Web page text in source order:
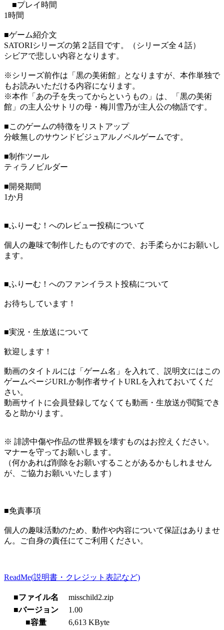
■プレイ時間
1時間
■ゲーム紹介文
SATORIシリーズの第２話目です。（シリーズ全４話）
シビアで悲しい内容となります。
※シリーズ前作は「黒の美術館」となりますが、本作単独で
もお読みいただける内容になります。
※本作「あの子を失ってからというもの」は、「黒の美術
館」の主人公サトリの母・梅川雪乃が主人公の物語です。
■このゲームの特徴をリストアップ
分岐無しのサウンドビジュアルノベルゲームです。
■制作ツール
ティラノビルダー
■開発期間
1か月
■ふりーむ！へのレビュー投稿について
個人の趣味で制作したものですので、お手柔らかにお願いし
ます。
■ふりーむ！へのファンイラスト投稿について
お待ちしています！
■実況・生放送について
歓迎します！
動画のタイトルには「ゲーム名」を入れて、説明文にはこの
ゲームページURLか制作者サイトURLを入れておいてくだ
さい。
動画サイトに会員登録してなくても動画・生放送が閲覧でき
ると助かります。
※ 誹謗中傷や作品の世界観を壊すものはお控えください。
マナーを守ってお願いします。
（何かあれば削除をお願いすることがあるかもしれません
が、ご協力お願いいたします）
■免責事項
個人の趣味活動のため、動作や内容について保証はありませ
ん。ご自身の責任にてご利用ください。
ReadMe(説明書・クレジット表記など)
■ファイル名
misschild2.zip
■バージョン
1.00
■容量
6,613 KByte